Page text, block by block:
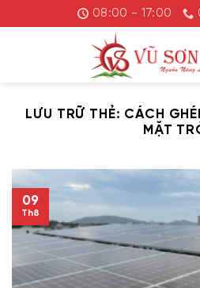
đến
08:00 - 17:00
LƯU TRỮ THẺ: CÁCH
MẶT
09
Th8